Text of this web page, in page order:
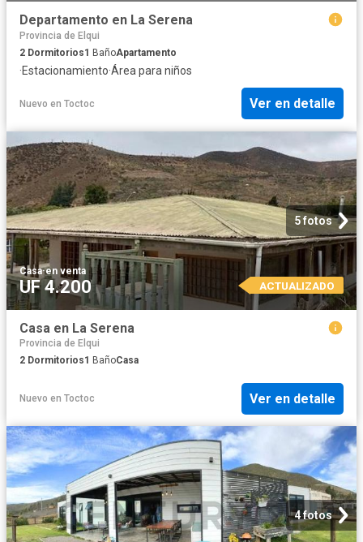
Departamento en La Serena
Provincia de Elqui
2 Dormitorios1 BañoApartamento
·Estacionamiento·Área para niños
Nuevo en Toctoc Ver en detalle
5 fotos
Casa·en venta
UF 4.200 ACTUALIZADO
Casa en La Serena
Provincia de Elqui
2 Dormitorios1 BañoCasa
Nuevo en Toctoc Ver en detalle
4 fotos